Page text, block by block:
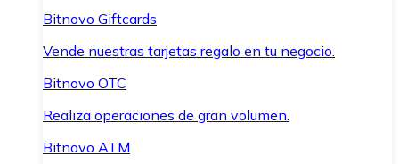
Bitnovo Giftcards
Vende nuestras tarjetas regalo en tu negocio.
Bitnovo OTC
Realiza operaciones de gran volumen.
Bitnovo ATM